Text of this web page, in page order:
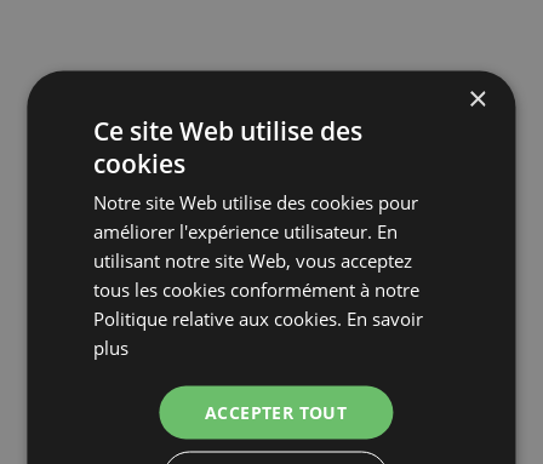
×
Ce site Web utilise des
cookies
Notre site Web utilise des cookies pour
améliorer l'expérience utilisateur. En
utilisant notre site Web, vous acceptez
tous les cookies conformément à notre
Politique relative aux cookies. En savoir
plus
ACCEPTER TOUT